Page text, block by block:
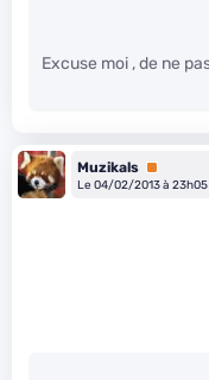
Excuse moi , de ne
Muzikals Premium
Le 04/02/2013 à 23h05